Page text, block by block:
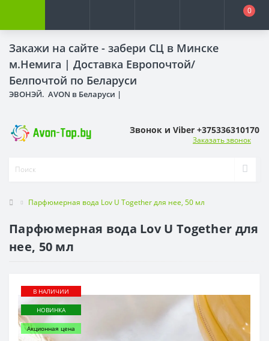
Закажи на сайте - забери СЦ в Минске
м.Немига | Доставка Европочтой/
Белпочтой по Беларуси
ЭВОНЭЙ. AVON в Беларуси |
0
Звонок и Viber +375336310170
Заказать звонок
Парфюмерная вода Lov U Together для нее, 50 мл
Парфюмерная вода Lov U Together для
нее, 50 мл
В НАЛИЧИИ
НОВИНКА
Акционная цена